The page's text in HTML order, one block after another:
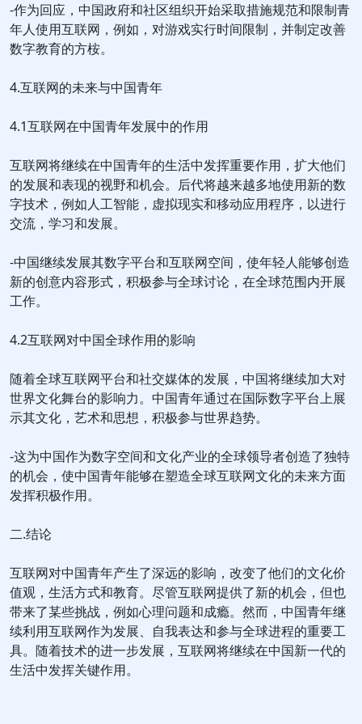
-作为回应，中国政府和社区组织开始采取措施规范和限制青
年人使用互联网，例如，对游戏实行时间限制，并制定改善
数字教育的方桉。
4.互联网的未来与中国青年
4.1互联网在中国青年发展中的作用
互联网将继续在中国青年的生活中发挥重要作用，扩大他们
的发展和表现的视野和机会。后代将越来越多地使用新的数
字技术，例如人工智能，虚拟现实和移动应用程序，以进行
交流，学习和发展。
-中国继续发展其数字平台和互联网空间，使年轻人能够创造
新的创意内容形式，积极参与全球讨论，在全球范围内开展
工作。
4.2互联网对中国全球作用的影响
随着全球互联网平台和社交媒体的发展，中国将继续加大对
世界文化舞台的影响力。中国青年通过在国际数字平台上展
示其文化，艺术和思想，积极参与世界趋势。
-这为中国作为数字空间和文化产业的全球领导者创造了独特
的机会，使中国青年能够在塑造全球互联网文化的未来方面
发挥积极作用。
二.结论
互联网对中国青年产生了深远的影响，改变了他们的文化价
值观，生活方式和教育。尽管互联网提供了新的机会，但也
带来了某些挑战，例如心理问题和成瘾。然而，中国青年继
续利用互联网作为发展、自我表达和参与全球进程的重要工
具。随着技术的进一步发展，互联网将继续在中国新一代的
生活中发挥关键作用。